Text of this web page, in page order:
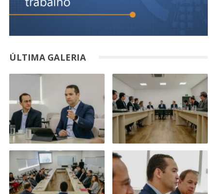
ÚLTIMA GALERIA